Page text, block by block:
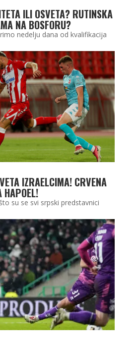
ILI OSVETA? RUTINSKA
NA BOSFORU?
nedelju dana od kvalifikacija
IZRAELCIMA! CRVENA
HAPOEL!
su se svi srpski predstavnici